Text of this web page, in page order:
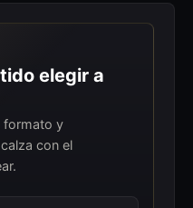
elegir a
formato y
con el